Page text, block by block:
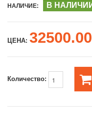
НАЛИЧИЕ:
В
ЦЕНА:
Количество: